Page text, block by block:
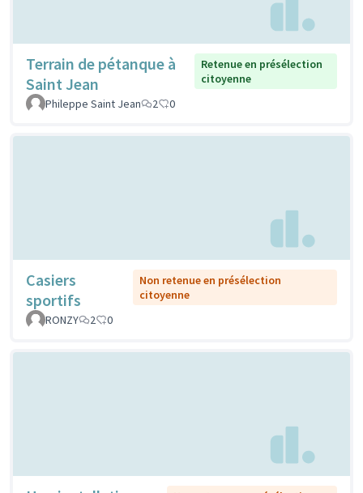
Terrain de pétanque à
Saint Jean
Retenue en présélection
citoyenne
Phileppe Saint Jean
2 0
Casiers
sportifs
Non retenue en présélection
citoyenne
RONZY
2 0